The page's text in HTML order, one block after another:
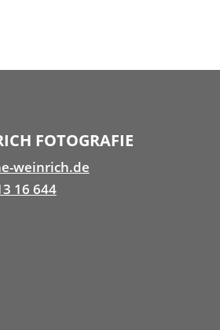
FOTOGRAFIE
weinrich.de
16 644